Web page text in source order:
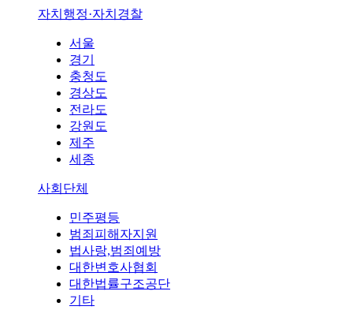
자치행정·자치경찰
서울
경기
충청도
경상도
전라도
강원도
제주
세종
사회단체
민주평등
범죄피해자지원
법사랑,범죄예방
대한변호사협회
대한법률구조공단
기타